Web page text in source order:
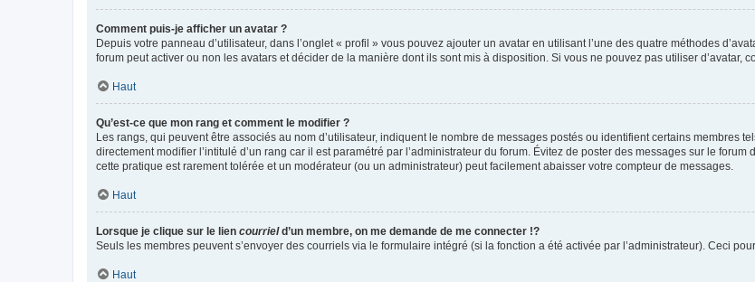
Comment puis-je afficher un avatar ?
Depuis votre panneau d’utilisateur, dans l’onglet « profil » vous pouvez ajouter un avatar en utilisant l’une des quatre méthodes
forum peut activer ou non les avatars et décider de la manière dont ils sont mis à disposition. Si vous ne pouvez pas utiliser d’avatar,
Haut
Qu’est-ce que mon rang et comment le modifier ?
Les rangs, qui peuvent être associés au nom d’utilisateur, indiquent le nombre de messages postés ou identifient certains membres
directement modifier l’intitulé d’un rang car il est paramétré par l’administrateur du forum. Évitez de poster des messages sur le
cette pratique est rarement tolérée et un modérateur (ou un administrateur) peut facilement abaisser votre compteur de messages.
Haut
Lorsque je clique sur le lien courrield’un membre, on me demande de me connecter !?
Seuls les membres peuvent s’envoyer des courriels via le formulaire intégré (si la fonction a été activée par l’administrateur). Ceci
Haut